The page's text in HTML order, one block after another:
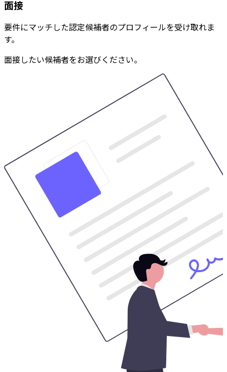
面接
要件にマッチした認定候補者のプロフィールを受け取れま
す。
面接したい候補者をお選びください。